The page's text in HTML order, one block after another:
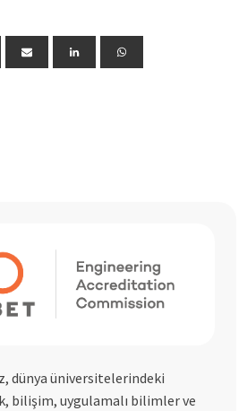
dünya üniversitelerindeki
bilişim, uygulamalı bilimler ve